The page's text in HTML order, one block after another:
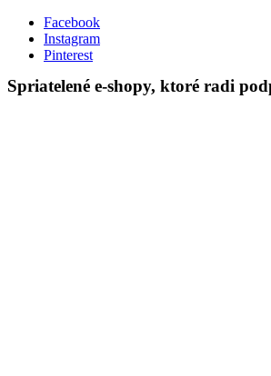
Facebook
Instagram
Pinterest
Spriatelené e-shopy, ktoré radi